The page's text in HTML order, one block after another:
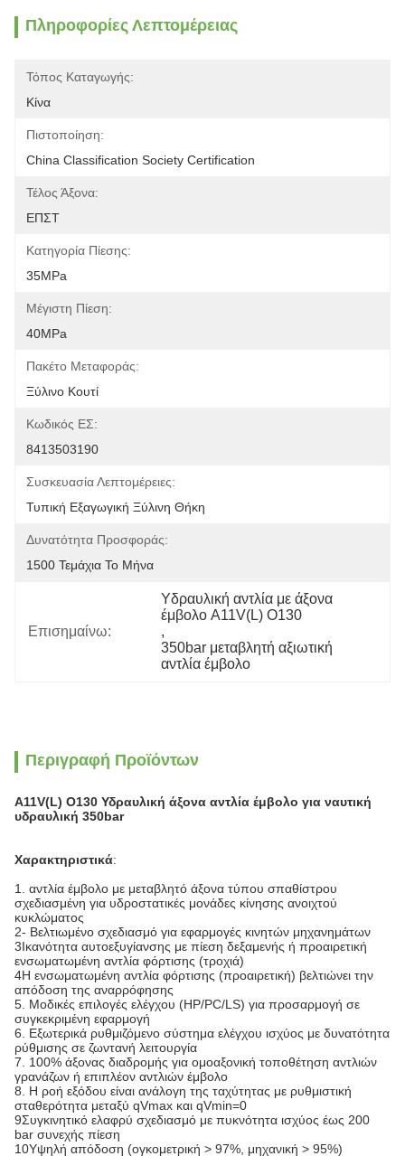
Πληροφορίες Λεπτομέρειας
Τόπος Καταγωγής:
Κίνα
Πιστοποίηση:
China Classification Society Certification
Τέλος Άξονα:
ΕΠΣΤ
Κατηγορία Πίεσης:
35MPa
Μέγιστη Πίεση:
40MPa
Πακέτο Μεταφοράς:
Ξύλινο Κουτί
Κωδικός ΕΣ:
8413503190
Συσκευασία Λεπτομέρειες:
Τυπική Εξαγωγική Ξύλινη Θήκη
Δυνατότητα Προσφοράς:
1500 Τεμάχια Το Μήνα
Επισημαίνω:
Υδραυλική αντλία με άξονα
έμβολο A11V(L) O130
,
350bar μεταβλητή αξιωτική
αντλία έμβολο
Περιγραφή Προϊόντων
A11V(L) O130 Υδραυλική άξονα αντλία έμβολο για ναυτική
υδραυλική 350bar
Χαρακτηριστικά:
1. αντλία έμβολο με μεταβλητό άξονα τύπου σπαθίστρου
σχεδιασμένη για υδροστατικές μονάδες κίνησης ανοιχτού
κυκλώματος
2- Βελτιωμένο σχεδιασμό για εφαρμογές κινητών μηχανημάτων
3Ικανότητα αυτοεξυγίανσης με πίεση δεξαμενής ή προαιρετική
ενσωματωμένη αντλία φόρτισης (τροχιά)
4Η ενσωματωμένη αντλία φόρτισης (προαιρετική) βελτιώνει την
απόδοση της αναρρόφησης
5. Μοδικές επιλογές ελέγχου (HP/PC/LS) για προσαρμογή σε
συγκεκριμένη εφαρμογή
6. Εξωτερικά ρυθμιζόμενο σύστημα ελέγχου ισχύος με δυνατότητα
ρύθμισης σε ζωντανή λειτουργία
7. 100% άξονας διαδρομής για ομοαξονική τοποθέτηση αντλιών
γρανάζων ή επιπλέον αντλιών έμβολο
8. Η ροή εξόδου είναι ανάλογη της ταχύτητας με ρυθμιστική
σταθερότητα μεταξύ qVmax και qVmin=0
9Συγκινητικό ελαφρύ σχεδιασμό με πυκνότητα ισχύος έως 200
bar συνεχής πίεση
10Υψηλή απόδοση (ογκομετρική > 97%, μηχανική > 95%)